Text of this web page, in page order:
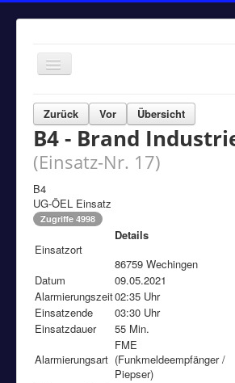
Navigation
an/aus
Home
Einsätze
Aktuelles
Fuhrpark
Bürgerinformationen
Impressum
Zurück Vor Übersicht
B4 - Brand
(Einsatz-Nr. 17)
B4
UG-ÖEL Einsatz
Zugriffe 4998
Einsatzort
Details
86759 Wechingen
Datum
09.05.2021
Alarmierungszeit02:35 Uhr
Einsatzende
03:30 Uhr
Einsatzdauer
55 Min.
Alarmierungsart
FME
(Funkmeldeempfänger /
Piepser)